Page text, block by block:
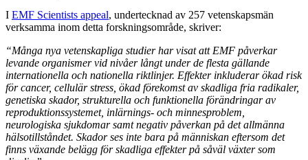
I EMF Scientists appeal, undertecknad av 257 vetenskapsmän
verksamma inom detta forskningsområde, skriver:
“Många nya vetenskapliga studier har visat att EMF påverkar
levande organismer vid nivåer långt under de flesta gällande
internationella och nationella riktlinjer. Effekter inkluderar ökad risk
för cancer, cellulär stress, ökad förekomst av skadliga fria radikaler,
genetiska skador, strukturella och funktionella förändringar av
reproduktionssystemet, inlärnings- och minnesproblem,
neurologiska sjukdomar samt negativ påverkan på det allmänna
hälsotillståndet. Skador ses inte bara på människan eftersom det
finns växande belägg för skadliga effekter på såväl växter som